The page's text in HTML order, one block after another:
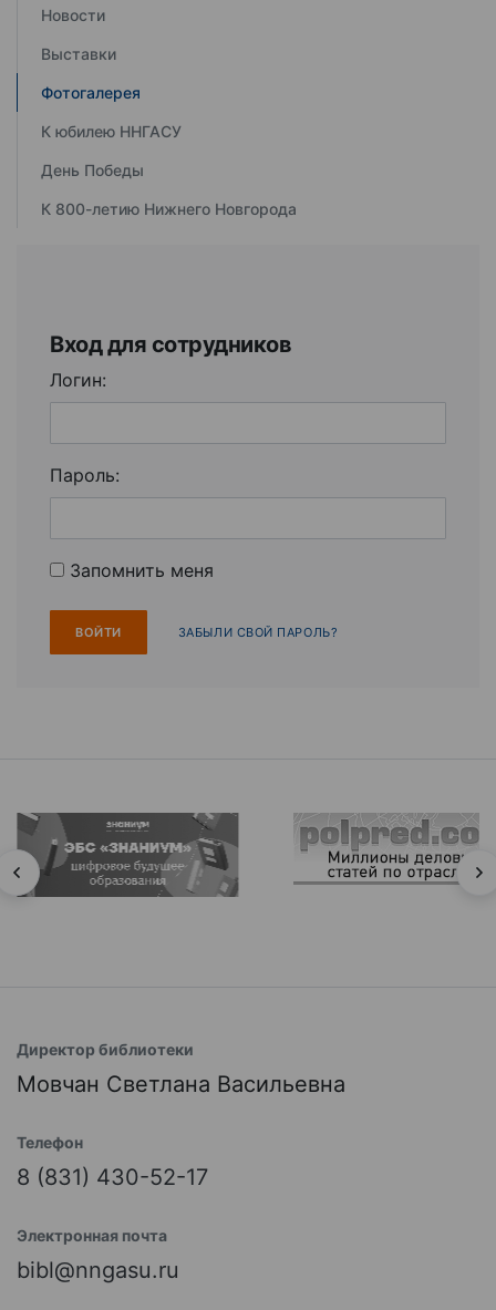
Новости
Выставки
Фотогалерея
К юбилею ННГАСУ
День Победы
К 800-летию Нижнего Новгорода
Вход для сотрудников
Логин:
Пароль:
Запомнить меня
ЗАБЫЛИ СВОЙ ПАРОЛЬ?
Директор библиотеки
Мовчан Светлана Васильевна
Телефон
8 (831) 430-52-17
Электронная почта
bibl@nngasu.ru